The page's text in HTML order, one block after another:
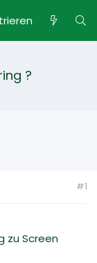
?
#1
zu Screen